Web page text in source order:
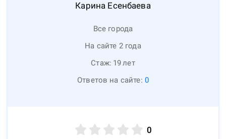
Карина Есенбаева
Все города
На сайте 2 года
Стаж: 19лет
Ответов на сайте: 0
0